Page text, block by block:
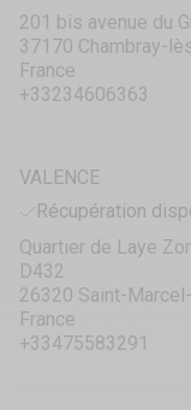
201 bis avenue du
37170 Chambray-
France
+33234606363
VALENCE
Récupération
Quartier de Laye
D432
26320 Saint-
France
+33475583291